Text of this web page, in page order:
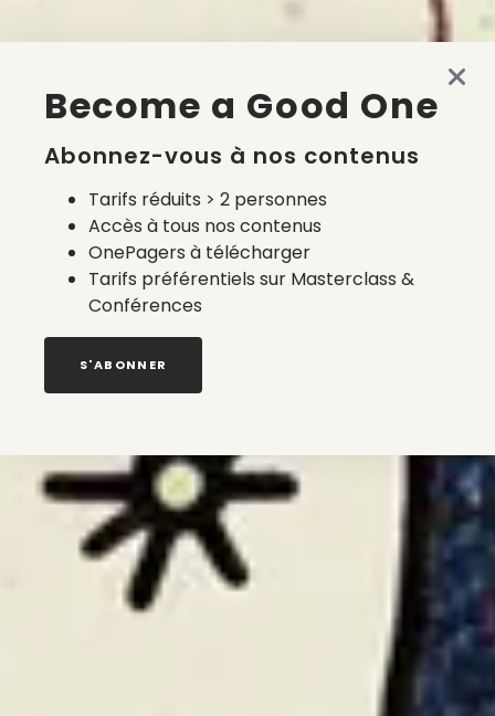
Become a Good One
Abonnez-vous à nos contenus
Tarifs réduits > 2 personnes
Accès à tous nos contenus
OnePagers à télécharger
Tarifs préférentiels sur Masterclass &
Conférences
S'ABONNER